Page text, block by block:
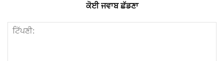
ਕੋਈ ਜਵਾਬ ਛੱਡਣਾ